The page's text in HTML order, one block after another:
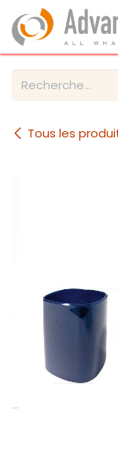
Se rendre au contenu
Tous les